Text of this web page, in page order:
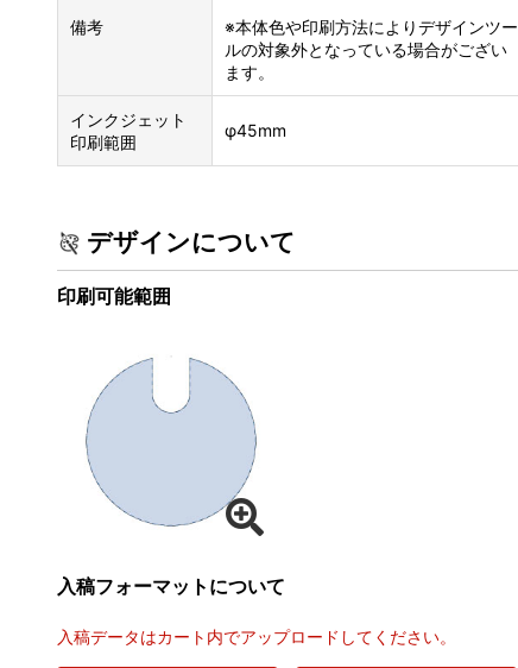
備考
※本体色や印刷方法によりデザインツー
ルの対象外となっている場合がござい
ます。
インクジェット
印刷範囲
φ45mm
デザインについて
印刷可能範囲
入稿フォーマットについて
入稿データはカート内でアップロードしてください。